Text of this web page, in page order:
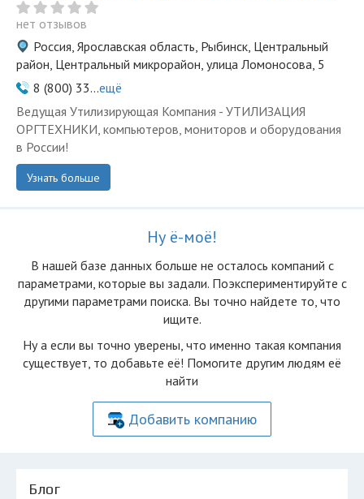
нет отзывов
Россия, Ярославская область, Рыбинск, Центральный
район, Центральный микрорайон, улица Ломоносова, 5
8 (800) 33...ещё
Ведущая Утилизирующая Компания - УТИЛИЗАЦИЯ
ОРГТЕХНИКИ, компьютеров, мониторов и оборудования
в России!
Узнать больше
Ну ё-моё!
В нашей базе данных больше не осталоcь компаний с
параметрами, которые вы задали. Поэкспериментируйте с
другими параметрами поиска. Вы точно найдете то, что
ищите.
Ну а если вы точно уверены, что именно такая компания
существует, то добавьте её! Помогите другим людям её
найти
Добавить компанию
Блог